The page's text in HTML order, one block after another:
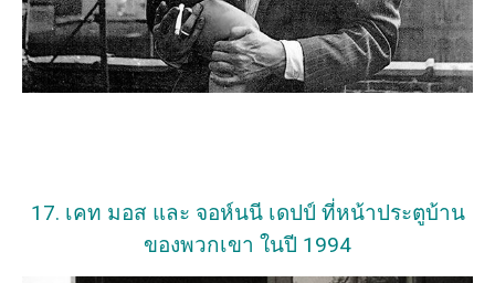
17. เคท มอส และ จอห์นนี เดปป์ ที่หน้าประตูบ้าน
ของพวกเขา ในปี 1994